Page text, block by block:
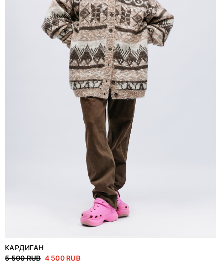
КАРДИГАН
5 500 RUB 4 500 RUB